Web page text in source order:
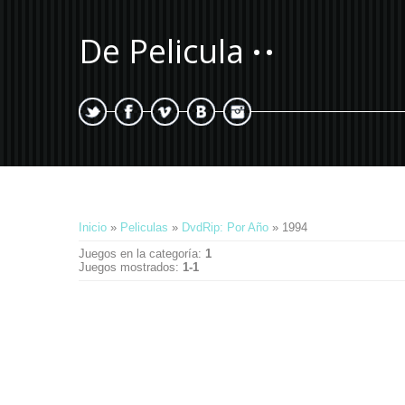
De Pelicula
Inicio » Peliculas » DvdRip: Por Año » 1994
Juegos en la categoría: 1
Juegos mostrados: 1-1